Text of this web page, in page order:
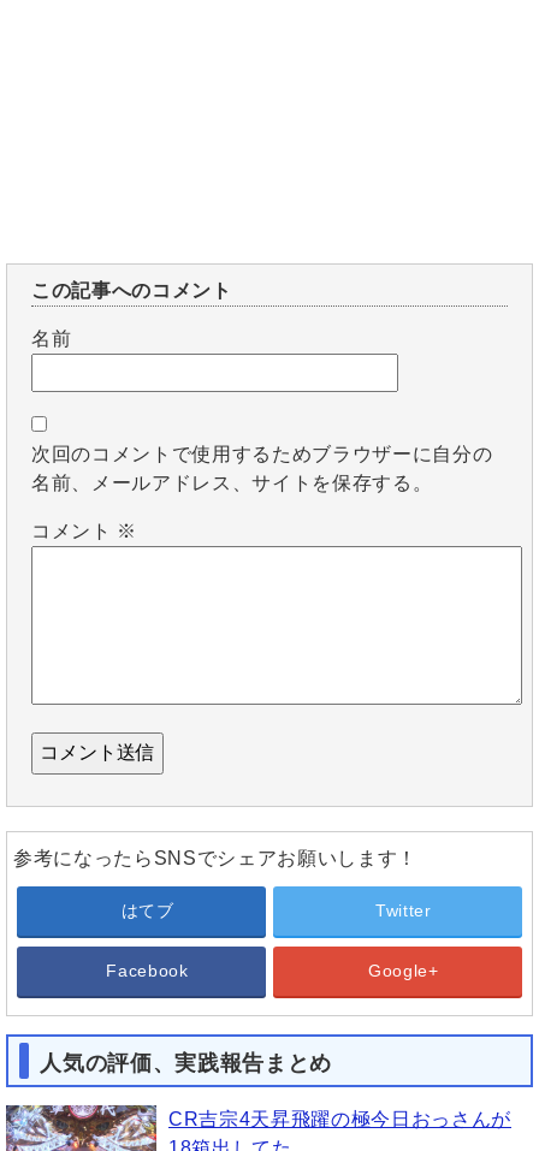
この記事へのコメント
名前
次回のコメントで使用するためブラウザーに自分の
名前、メールアドレス、サイトを保存する。
コメント ※
参考になったらSNSでシェアお願いします！
はてブ Twitter
Facebook Google+
人気の評価、実践報告まとめ
CR吉宗4天昇飛躍の極今日おっさんが